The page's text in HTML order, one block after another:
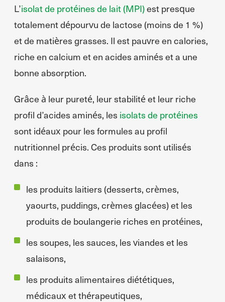
L’isolat de protéines de lait (MPI)est presque
totalement dépourvu de lactose (moins de 1 %)
et de matières grasses. Il est pauvre en calories,
riche en calcium et en acides aminés et a une
bonne absorption.
Grâce à leur pureté, leur stabilité et leur riche
profil d’acides aminés, les isolats de protéines
sont idéaux pour les formules au profil
nutritionnel précis. Ces produits sont utilisés
dans :
les produits laitiers (desserts, crèmes,
yaourts, puddings, crèmes glacées) et les
produits de boulangerie riches en protéines,
les soupes, les sauces, les viandes et les
salaisons,
les produits alimentaires diététiques,
médicaux et thérapeutiques,